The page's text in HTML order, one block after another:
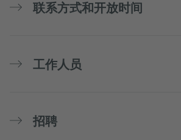
联系方式和开放时间
工作人员
招聘